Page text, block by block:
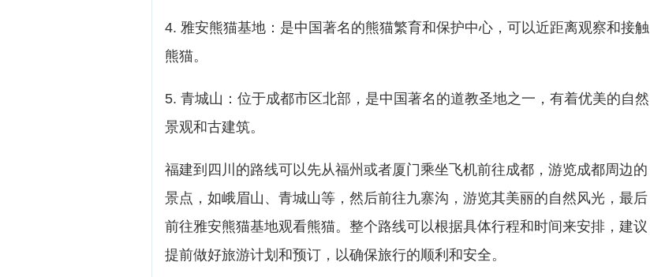
4. 雅安熊猫基地：是中国著名的熊猫繁育和保护中心，可以近距离观察和接触
熊猫。
5. 青城山：位于成都市区北部，是中国著名的道教圣地之一，有着优美的自然
景观和古建筑。
福建到四川的路线可以先从福州或者厦门乘坐飞机前往成都，游览成都周边的
景点，如峨眉山、青城山等，然后前往九寨沟，游览其美丽的自然风光，最后
前往雅安熊猫基地观看熊猫。整个路线可以根据具体行程和时间来安排，建议
提前做好旅游计划和预订，以确保旅行的顺利和安全。